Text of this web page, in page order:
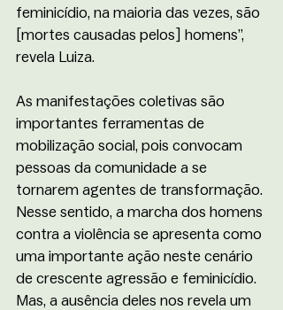
feminicídio, na maioria das vezes, são
[mortes causadas pelos] homens”,
revela Luiza.
As manifestações coletivas são
importantes ferramentas de
mobilização social, pois convocam
pessoas da comunidade a se
tornarem agentes de transformação.
Nesse sentido, a marcha dos homens
contra a violência se apresenta como
uma importante ação neste cenário
de crescente agressão e feminicídio.
Mas, a ausência deles nos revela um